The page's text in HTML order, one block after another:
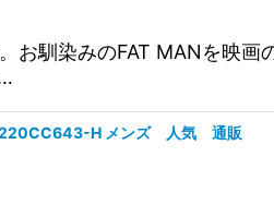
お馴染みのFAT MANを映
220CC643-H メンズ 人気 通販